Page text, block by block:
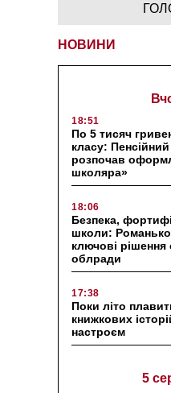
НОВИНИ
18:51
По 5 тисяч
класу:
розпочав
школяра»
18:06
Безпека,
школи:
ключові рішення
облради
17:38
Поки літо
книжкових
настроєм
5